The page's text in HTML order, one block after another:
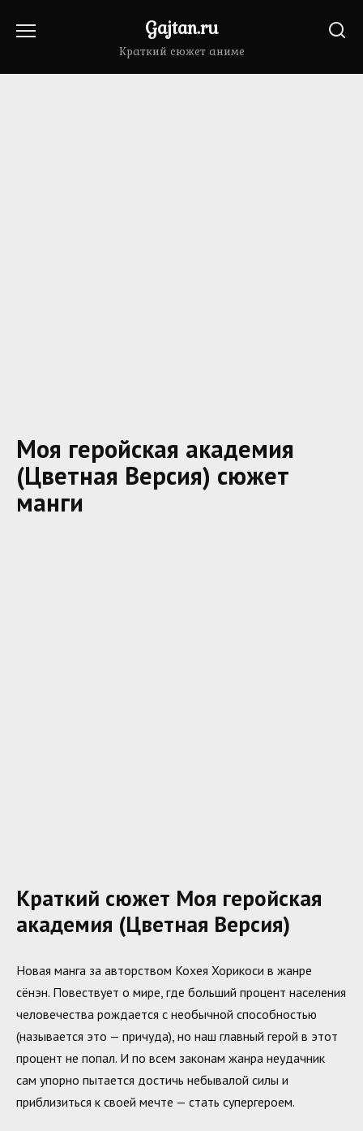
Gajtan.ru
Краткий сюжет аниме
Моя геройская академия
(Цветная Версия) сюжет
манги
Краткий сюжет Моя геройская
академия (Цветная Версия)
Новая манга за авторством Кохея Хорикоси в жанре
сёнэн. Повествует о мире, где больший процент населения
человечества рождается с необычной способностью
(называется это — причуда), но наш главный герой в этот
процент не попал. И по всем законам жанра неудачник
сам упорно пытается достичь небывалой силы и
приблизиться к своей мечте — стать супергероем.